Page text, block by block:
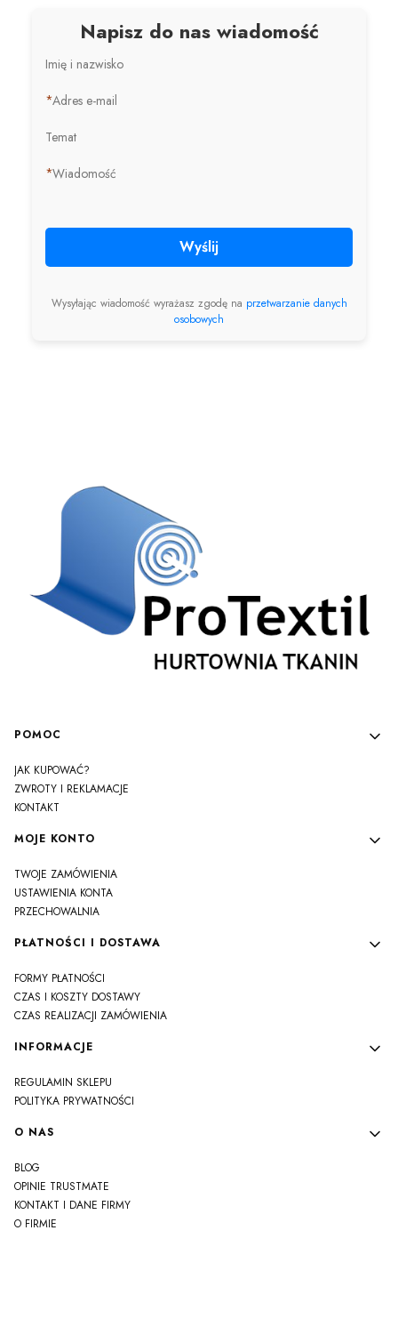
Napisz do nas wiadomość
Imię i nazwisko
*Adres e-mail
Temat
*Wiadomość
Wyślij
Wysyłając wiadomość wyrażasz zgodę na przetwarzanie danych
osobowych
Linki w stopce
POMOC
JAK KUPOWAĆ?
ZWROTY I REKLAMACJE
KONTAKT
MOJE KONTO
TWOJE ZAMÓWIENIA
USTAWIENIA KONTA
PRZECHOWALNIA
PŁATNOŚCI I DOSTAWA
FORMY PŁATNOŚCI
CZAS I KOSZTY DOSTAWY
CZAS REALIZACJI ZAMÓWIENIA
INFORMACJE
REGULAMIN SKLEPU
POLITYKA PRYWATNOŚCI
O NAS
BLOG
OPINIE TRUSTMATE
KONTAKT I DANE FIRMY
O FIRMIE